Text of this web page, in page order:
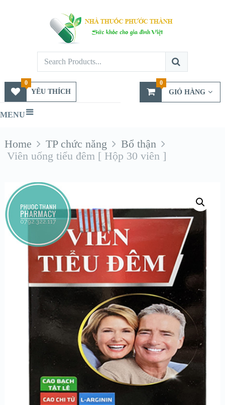
YÊU THÍCH
0
GIỎ HÀNG
0
MENU
Home TP chức năng
Bổ thận
Viên uống tiểu đêm [ Hộp 30 viên ]